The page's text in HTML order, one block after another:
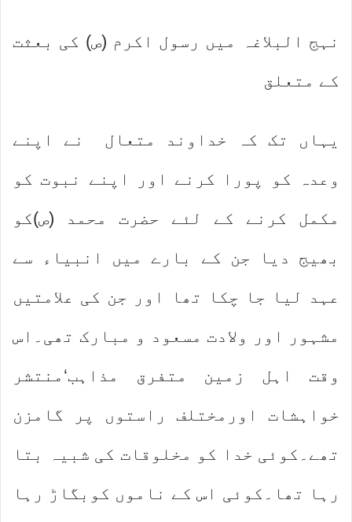
نہج البلاغہ میں رسول اکرم (ص) کی بعثت
کے متعلق
یہاں تک کہ خداوند متعال نے اپنے
وعدہ کو پورا کرنے اور اپنے نبوت کو
مکمل کرنے کے لئے حضرت محمد (ص)کو
بھیج دیا جن کے بارے میں انبیاء سے
عہد لیا جا چکا تھا اور جن کی علامتیں
مشہور اور ولادت مسعود و مبارک تھی۔اس
وقت اہل زمین متفرق مذاہب‘منتشر
خواہشات اورمختلف راستوں پر گامزن
تھے۔کوئی خدا کو مخلوقات کی شبیہ بتا
رہا تھا۔کوئی اس کے ناموں کوبگاڑ رہا